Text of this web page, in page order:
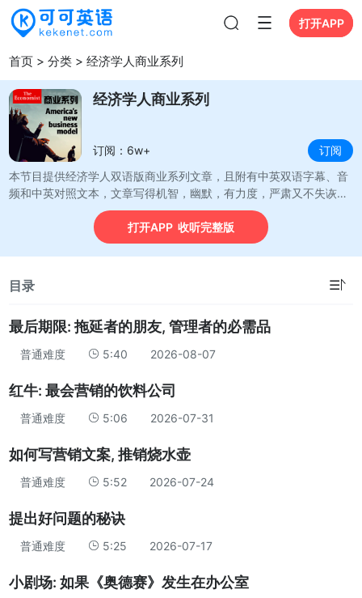
打开APP
首页 >分类 >经济学人商业系列
经济学人商业系列
订阅：6w+
订阅
本节目提供经济学人双语版商业系列文章，且附有中英双语字幕、音
频和中英对照文本，文章写得机智，幽默，有力度，严肃又不失诙
谐，并且注重于如何在最小的篇幅内告诉读者最多的信息，且往往带
有鲜明的立场，但又处处用事实说话。
打开APP 收听完整版
目录 ☰
最后期限: 拖延者的朋友, 管理者的必需品
普通难度 5:40 2026-08-07
红牛: 最会营销的饮料公司
普通难度 5:06 2026-07-31
如何写营销文案, 推销烧水壶
普通难度 5:52 2026-07-24
提出好问题的秘诀
普通难度 5:25 2026-07-17
小剧场: 如果《奥德赛》发生在办公室
打开APP